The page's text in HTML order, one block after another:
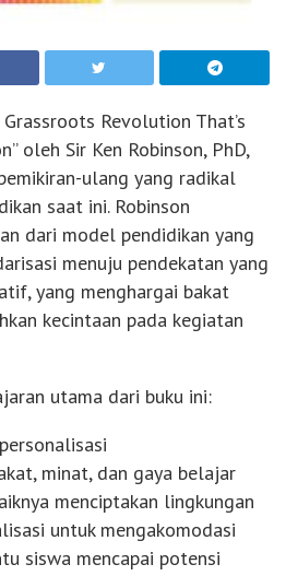
Revolution That’s
oleh Sir Ken Robinson, PhD,
ulang yang radikal
saat ini. Robinson
dari model pendidikan yang
menuju pendekatan yang
yang menghargai bakat
kecintaan pada kegiatan
utama dari buku ini:
minat, dan gaya belajar
menciptakan lingkungan
untuk mengakomodasi
siswa mencapai potensi